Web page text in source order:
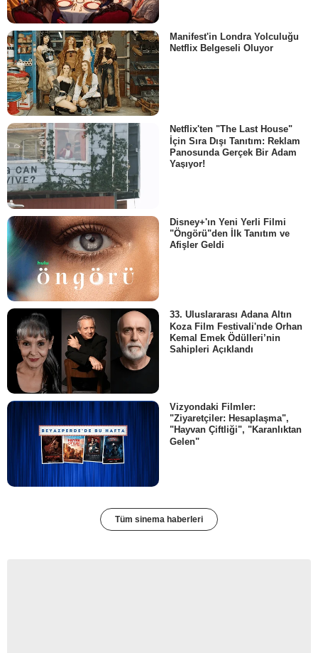
Manifest'in Londra Yolculuğu
Netflix Belgeseli Oluyor
Netflix'ten "The Last House"
İçin Sıra Dışı Tanıtım: Reklam
Panosunda Gerçek Bir Adam
Yaşıyor!
Disney+'ın Yeni Yerli Filmi
"Öngörü"den İlk Tanıtım ve
Afişler Geldi
33. Uluslararası Adana Altın
Koza Film Festivali'nde Orhan
Kemal Emek Ödülleri’nin
Sahipleri Açıklandı
Vizyondaki Filmler:
"Ziyaretçiler: Hesaplaşma",
"Hayvan Çiftliği", "Karanlıktan
Gelen"
Tüm sinema haberleri